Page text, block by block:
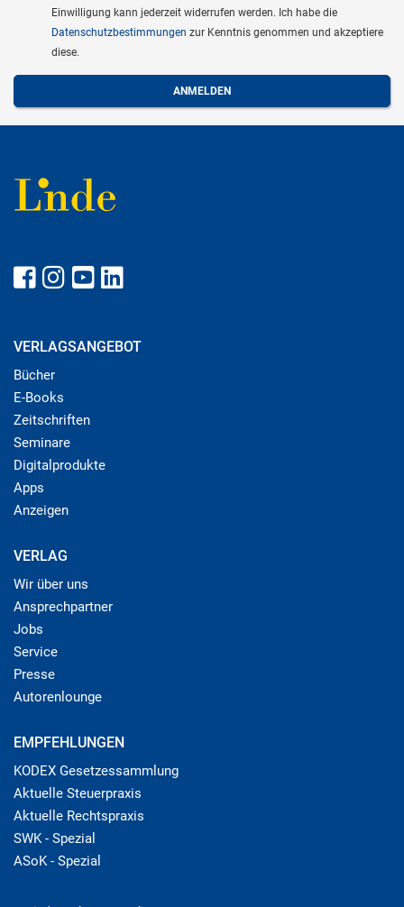
Einwilligung kann jederzeit widerrufen werden. Ich habe die
Datenschutzbestimmungen zur Kenntnis genommen und akzeptiere
diese.
VERLAGSANGEBOT
Bücher
E-Books
Zeitschriften
Seminare
Digitalprodukte
Apps
Anzeigen
VERLAG
Wir über uns
Ansprechpartner
Jobs
Service
Presse
Autorenlounge
EMPFEHLUNGEN
KODEX Gesetzessammlung
Aktuelle Steuerpraxis
Aktuelle Rechtspraxis
SWK - Spezial
ASoK - Spezial